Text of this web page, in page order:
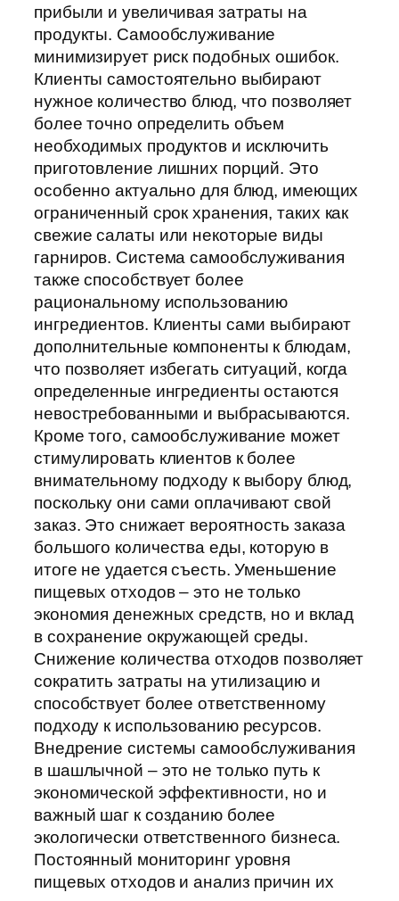
прибыли и увеличивая затраты на
продукты. Самообслуживание
минимизирует риск подобных ошибок.
Клиенты самостоятельно выбирают
нужное количество блюд, что позволяет
более точно определить объем
необходимых продуктов и исключить
приготовление лишних порций. Это
особенно актуально для блюд, имеющих
ограниченный срок хранения, таких как
свежие салаты или некоторые виды
гарниров. Система самообслуживания
также способствует более
рациональному использованию
ингредиентов. Клиенты сами выбирают
дополнительные компоненты к блюдам,
что позволяет избегать ситуаций, когда
определенные ингредиенты остаются
невостребованными и выбрасываются.
Кроме того, самообслуживание может
стимулировать клиентов к более
внимательному подходу к выбору блюд,
поскольку они сами оплачивают свой
заказ. Это снижает вероятность заказа
большого количества еды, которую в
итоге не удается съесть. Уменьшение
пищевых отходов – это не только
экономия денежных средств, но и вклад
в сохранение окружающей среды.
Снижение количества отходов позволяет
сократить затраты на утилизацию и
способствует более ответственному
подходу к использованию ресурсов.
Внедрение системы самообслуживания
в шашлычной – это не только путь к
экономической эффективности, но и
важный шаг к созданию более
экологически ответственного бизнеса.
Постоянный мониторинг уровня
пищевых отходов и анализ причин их